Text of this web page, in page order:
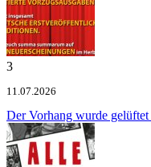
3
11.07.2026
Der Vorhang wurde gelüftet